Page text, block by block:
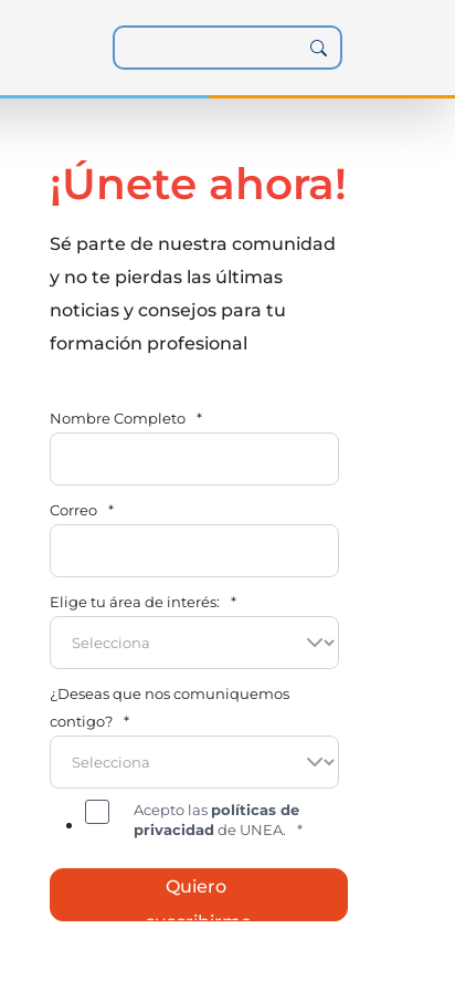
¡Únete ahora!
Sé parte de nuestra comunidad
y no te pierdas las últimas
noticias y consejos para tu
formación profesional
Nombre Completo *
Correo *
Elige tu área de interés: *
¿Deseas que nos comuniquemos
contigo?
*
Acepto las políticas de
privacidad de UNEA. *